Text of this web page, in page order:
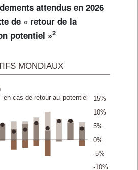
attendus en 2026
de « retour de la
potentiel »2